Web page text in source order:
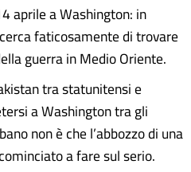
aprile a Washington: in
faticosamente di trovare
guerra in Medio Oriente.
tra statunitensi e
a Washington tra gli
non è che l’abbozzo di una
a fare sul serio.